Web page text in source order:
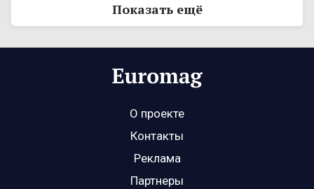
Показать ещё
О проекте
Контакты
Реклама
Партнеры